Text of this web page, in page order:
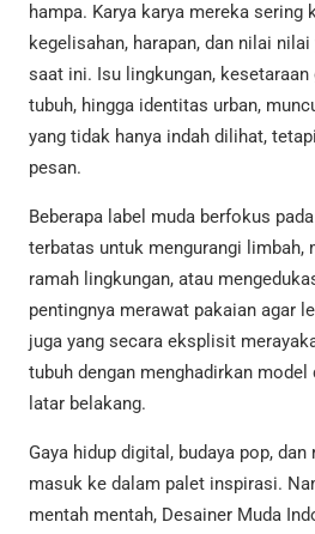
hampa. Karya karya mereka sering
kegelisahan, harapan, dan nilai
saat ini. Isu lingkungan, kesetaraan
tubuh, hingga identitas urban,
yang tidak hanya indah dilihat,
pesan.
Beberapa label muda berfokus
terbatas untuk mengurangi limbah,
ramah lingkungan, atau
pentingnya merawat pakaian agar
juga yang secara eksplisit
tubuh dengan menghadirkan model
latar belakang.
Gaya hidup digital, budaya pop,
masuk ke dalam palet inspirasi.
mentah mentah, Desainer Muda